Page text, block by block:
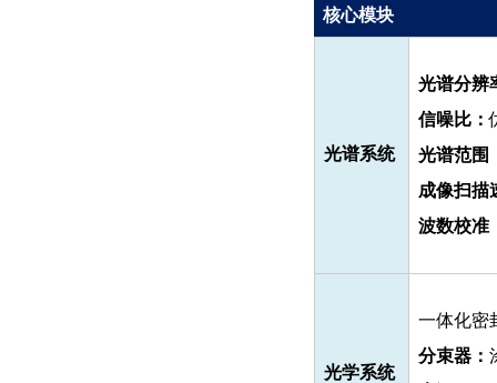
核心模块
光谱系统
光谱分辨
信噪比：
光谱范围
成像扫描
波数校准
光学系统
一体化密
分束器：